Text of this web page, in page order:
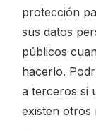
protección
sus datos
públicos
hacerlo.
a terceros si
existen otros